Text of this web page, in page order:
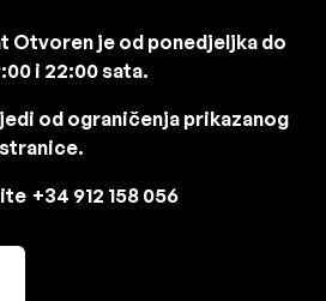
Otvoren je od ponedjeljka do
i 22:00 sata.
od ograničenja prikazanog
+34 912 158 056